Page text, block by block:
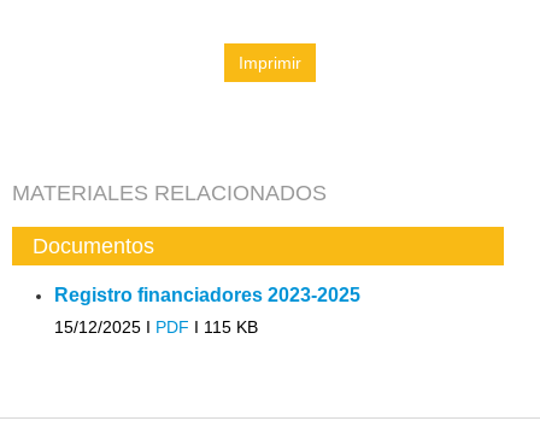
Imprimir
MATERIALES RELACIONADOS
Documentos
Registro financiadores 2023-2025
15/12/2025 I PDF I 115 KB